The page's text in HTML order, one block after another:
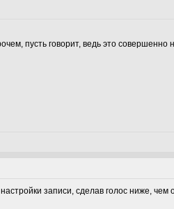
пусть говорит, ведь это совершенно
записи, сделав голос ниже, чем